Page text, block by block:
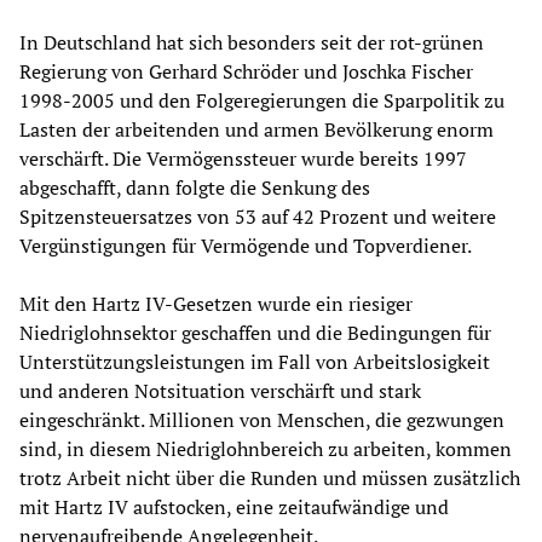
In Deutschland hat sich besonders seit der rot-grünen
Regierung von Gerhard Schröder und Joschka Fischer
1998-2005 und den Folgeregierungen die Sparpolitik zu
Lasten der arbeitenden und armen Bevölkerung enorm
verschärft. Die Vermögenssteuer wurde bereits 1997
abgeschafft, dann folgte die Senkung des
Spitzensteuersatzes von 53 auf 42 Prozent und weitere
Vergünstigungen für Vermögende und Topverdiener.
Mit den Hartz IV-Gesetzen wurde ein riesiger
Niedriglohnsektor geschaffen und die Bedingungen für
Unterstützungsleistungen im Fall von Arbeitslosigkeit
und anderen Notsituation verschärft und stark
eingeschränkt. Millionen von Menschen, die gezwungen
sind, in diesem Niedriglohnbereich zu arbeiten, kommen
trotz Arbeit nicht über die Runden und müssen zusätzlich
mit Hartz IV aufstocken, eine zeitaufwändige und
nervenaufreibende Angelegenheit.